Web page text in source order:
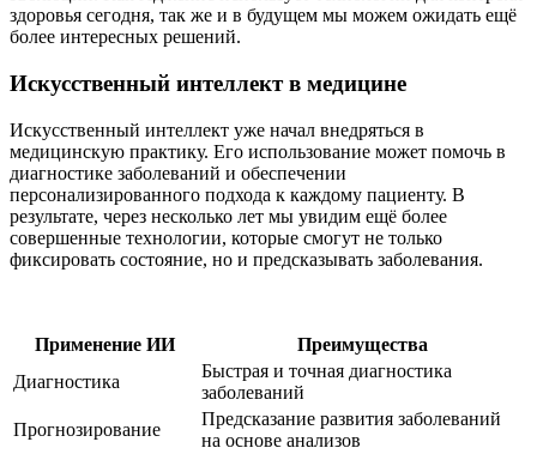
здоровья сегодня, так же и в будущем мы можем ожидать ещё
более интересных решений.
Искусственный интеллект в медицине
Искусственный интеллект уже начал внедряться в
медицинскую практику. Его использование может помочь в
диагностике заболеваний и обеспечении
персонализированного подхода к каждому пациенту. В
результате, через несколько лет мы увидим ещё более
совершенные технологии, которые смогут не только
фиксировать состояние, но и предсказывать заболевания.
Применение ИИ
Преимущества
Диагностика
Быстрая и точная диагностика
заболеваний
Прогнозирование
Предсказание развития заболеваний
на основе анализов